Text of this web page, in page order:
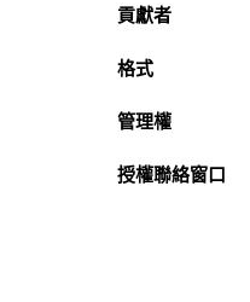
貢獻者
格式
管理權
授權聯絡窗口